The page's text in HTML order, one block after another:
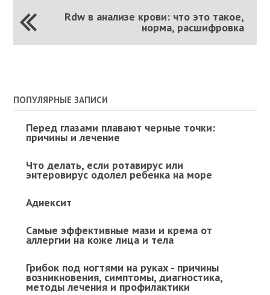
Rdw в анализе крови: что это такое,
норма, расшифровка
ПОПУЛЯРНЫЕ ЗАПИСИ
Перед глазами плавают черные точки:
причины и лечение
Что делать, если ротавирус или
энтеровирус одолел ребенка на море
Аднексит
Самые эффективные мази и крема от
аллергии на коже лица и тела
Грибок под ногтями на руках - причины
возникновения, симптомы, диагностика,
методы лечения и профилактики